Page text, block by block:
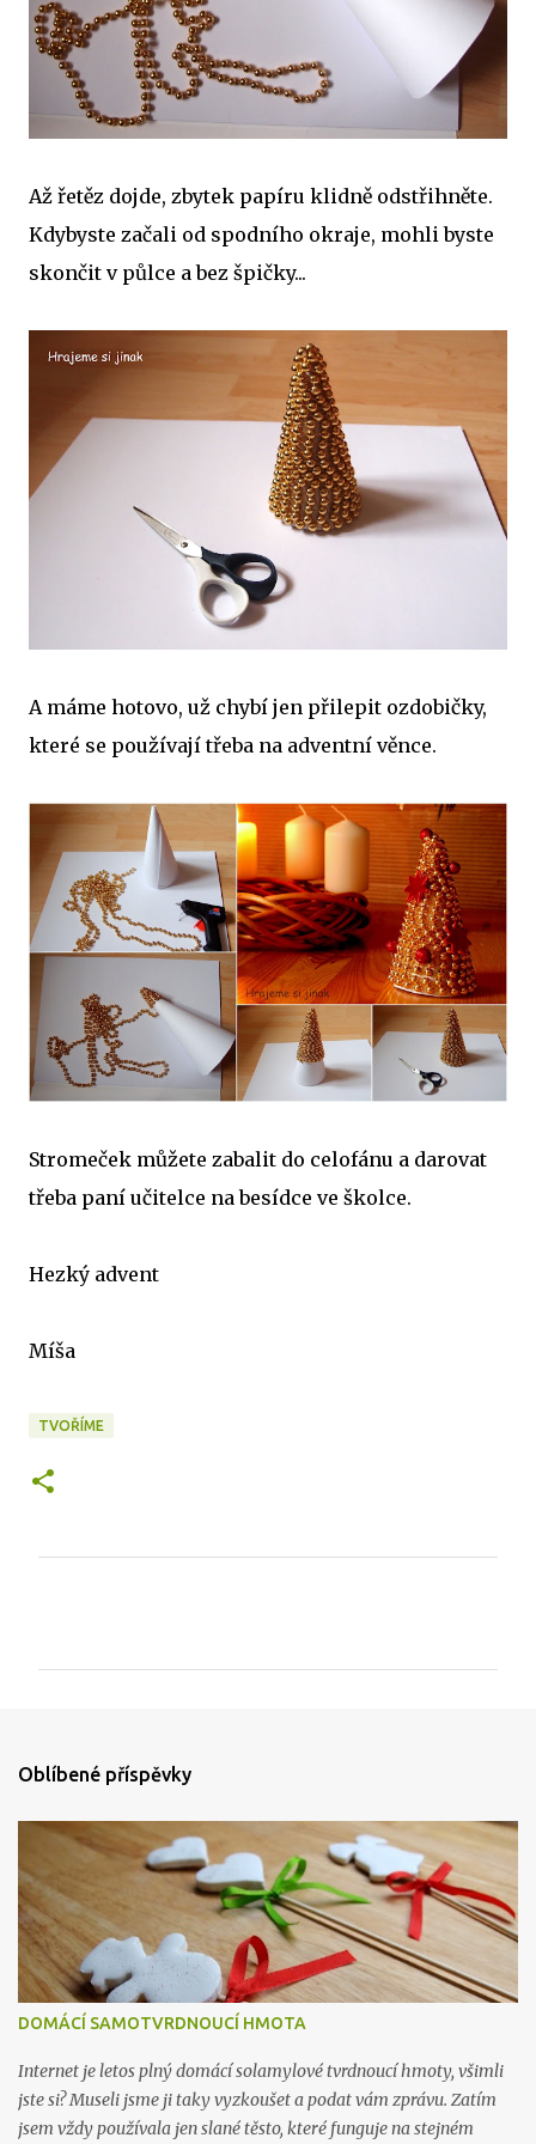
Až řetěz dojde, zbytek papíru klidně odstřihněte.
Kdybyste začali od spodního okraje, mohli byste
skončit v půlce a bez špičky...
A máme hotovo, už chybí jen přilepit ozdobičky,
které se používají třeba na adventní věnce.
Stromeček můžete zabalit do celofánu a darovat
třeba paní učitelce na besídce ve školce.
Hezký advent
Míša
TVOŘÍME
t
ř
Oblíbené příspěvky
DOMÁCÍ SAMOTVRDNOUCÍ HMOTA
Internet je letos plný domácí solamylové tvrdnoucí hmoty, všimli
jste si? Museli jsme ji taky vyzkoušet a podat vám zprávu. Zatím
jsem vždy používala jen slané těsto, které funguje na stejném